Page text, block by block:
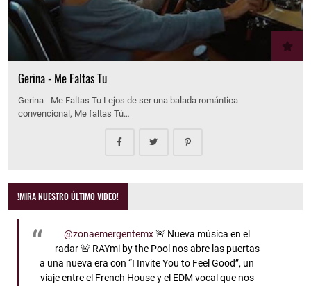
Gerina - Me Faltas Tu
Gerina - Me Faltas Tu Lejos de ser una balada romántica
convencional, Me faltas Tú…
!MIRA NUESTRO ÚLTIMO VIDEO!
@zonaemergentemx🚨 Nueva música en el
radar 🚨 RAYmi by the Pool nos abre las puertas
a una nueva era con “I Invite You to Feel Good”, un
viaje entre el French House y el EDM vocal que nos